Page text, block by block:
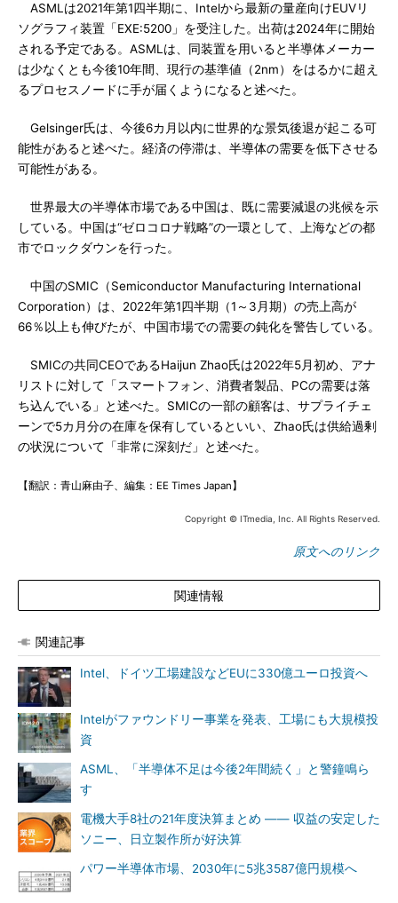
ASMLは2021年第1四半期に、Intelから最新の量産向けEUVリ
ソグラフィ装置「EXE:5200」を受注した。出荷は2024年に開始
される予定である。ASMLは、同装置を用いると半導体メーカー
は少なくとも今後10年間、現行の基準値（2nm）をはるかに超え
るプロセスノードに手が届くようになると述べた。
Gelsinger氏は、今後6カ月以内に世界的な景気後退が起こる可
能性があると述べた。経済の停滞は、半導体の需要を低下させる
可能性がある。
世界最大の半導体市場である中国は、既に需要減退の兆候を示
している。中国は“ゼロコロナ戦略”の一環として、上海などの都
市でロックダウンを行った。
中国のSMIC（Semiconductor Manufacturing International
Corporation）は、2022年第1四半期（1～3月期）の売上高が
66％以上も伸びたが、中国市場での需要の鈍化を警告している。
SMICの共同CEOであるHaijun Zhao氏は2022年5月初め、アナ
リストに対して「スマートフォン、消費者製品、PCの需要は落
ち込んでいる」と述べた。SMICの一部の顧客は、サプライチェ
ーンで5カ月分の在庫を保有しているといい、Zhao氏は供給過剰
の状況について「非常に深刻だ」と述べた。
【翻訳：青山麻由子、編集：EE Times Japan】
Copyright © ITmedia, Inc. All Rights Reserved.
原文へのリンク
関連情報
関連記事
Intel、ドイツ工場建設などEUに330億ユーロ投資へ
Intelがファウンドリー事業を発表、工場にも大規模投
資
ASML、「半導体不足は今後2年間続く」と警鐘鳴ら
す
電機大手8社の21年度決算まとめ ―― 収益の安定した
ソニー、日立製作所が好決算
パワー半導体市場、2030年に5兆3587億円規模へ